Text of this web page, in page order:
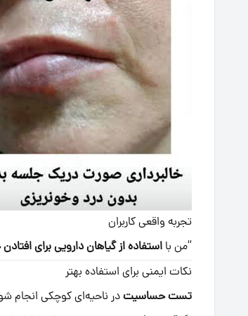
تجربه واقعی کاربران
“من با استفاده از گیاهان دارویی برای
نکات ایمنی برای استفاده بهتر
تست حساسیتدر ناحیه‌ای کوچکی انجام